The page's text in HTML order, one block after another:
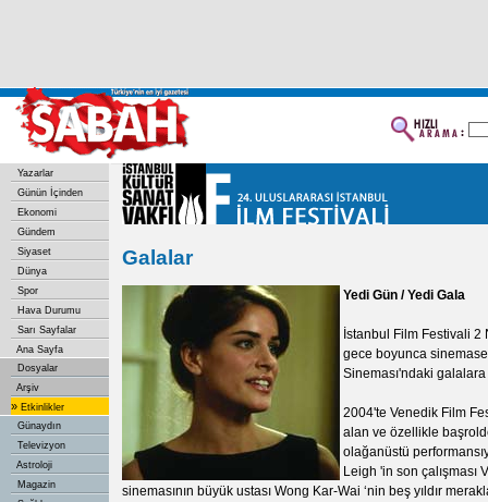
Yazarlar
Günün İçinden
Ekonomi
Gündem
Siyaset
Dünya
Spor
Hava Durumu
Sarı Sayfalar
Ana Sayfa
Dosyalar
Arşiv
» Etkinlikler
Günaydın
Televizyon
Astroloji
Magazin
Galalar
Yedi Gün / Yedi Gala
İstanbul Film Festivali
gece boyunca
Sineması'ndaki
2004'te Venedik Film
alan ve özellikle
olağanüstü
Leigh 'in son çalışması
sinemasının büyük ustası Wong Kar-Wai ‘nin beş yıldır